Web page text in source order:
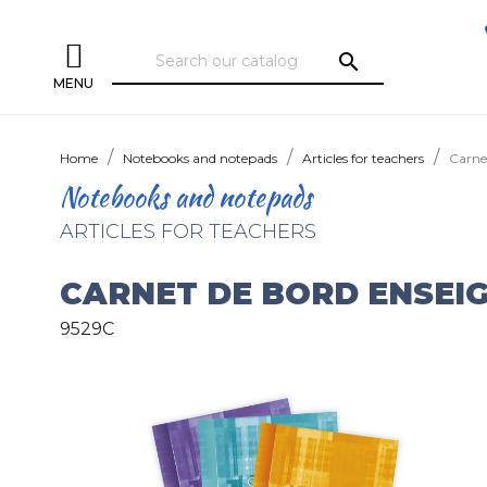
MENU
search
Home Notebooks and notepads Articles for teachers
Notebooks and notepads
ARTICLES FOR TEACHERS
CARNET DE BORD
9529C